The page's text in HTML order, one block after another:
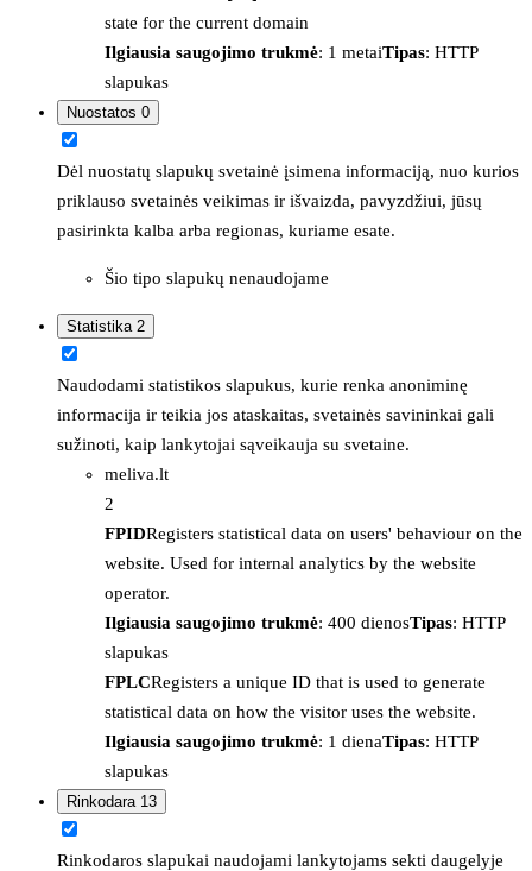
state for the current domain
Ilgiausia saugojimo trukmė: 1 metaiTipas: HTTP
slapukas
Nuostatos 0
Dėl nuostatų slapukų svetainė įsimena informaciją, nuo kurios
priklauso svetainės veikimas ir išvaizda, pavyzdžiui, jūsų
pasirinkta kalba arba regionas, kuriame esate.
Šio tipo slapukų nenaudojame
Statistika 2
Naudodami statistikos slapukus, kurie renka anoniminę
informacija ir teikia jos ataskaitas, svetainės savininkai gali
sužinoti, kaip lankytojai sąveikauja su svetaine.
meliva.lt
2
FPIDRegisters statistical data on users' behaviour on the
website. Used for internal analytics by the website
operator.
Ilgiausia saugojimo trukmė: 400 dienosTipas: HTTP
slapukas
FPLCRegisters a unique ID that is used to generate
statistical data on how the visitor uses the website.
Ilgiausia saugojimo trukmė: 1 dienaTipas: HTTP
slapukas
Rinkodara 13
Rinkodaros slapukai naudojami lankytojams sekti daugelyje